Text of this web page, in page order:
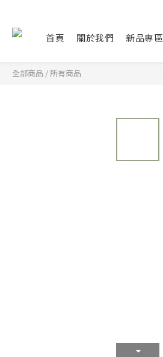
首頁 關於我們 新品專區
全部商品 / 所有商品